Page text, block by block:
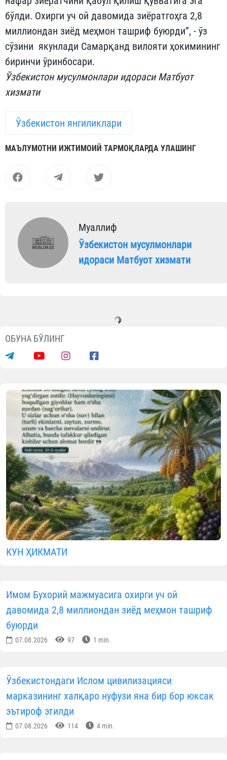
бўлди. Охирги уч ой давомида зиёратгоҳга 2,8
миллиондан зиёд меҳмон ташриф буюрди”, - ўз
сўзини якунлади Самарқанд вилояти ҳокимининг
биринчи ўринбосари.
Ўзбекистон мусулмонлари идораси Матбуот
хизмати
Ўзбекистон янгиликлари
МАЪЛУМОТНИ ИЖТИМОИЙ ТАРМОҚЛАРДА УЛАШИНГ
Муаллиф
Ўзбекистон мусулмонлари
идораси Матбуот хизмати
ОБУНА БЎЛИНГ
КУН ҲИКМАТИ
Имом Бухорий мажмуасига охирги уч ой
давомида 2,8 миллиондан зиёд меҳмон ташриф
буюрди
07.08.2026 97 1 min.
Ўзбекистондаги Ислом цивилизацияси
марказининг халқаро нуфузи яна бир бор юксак
эътироф этилди
07.08.2026 114 4 min.